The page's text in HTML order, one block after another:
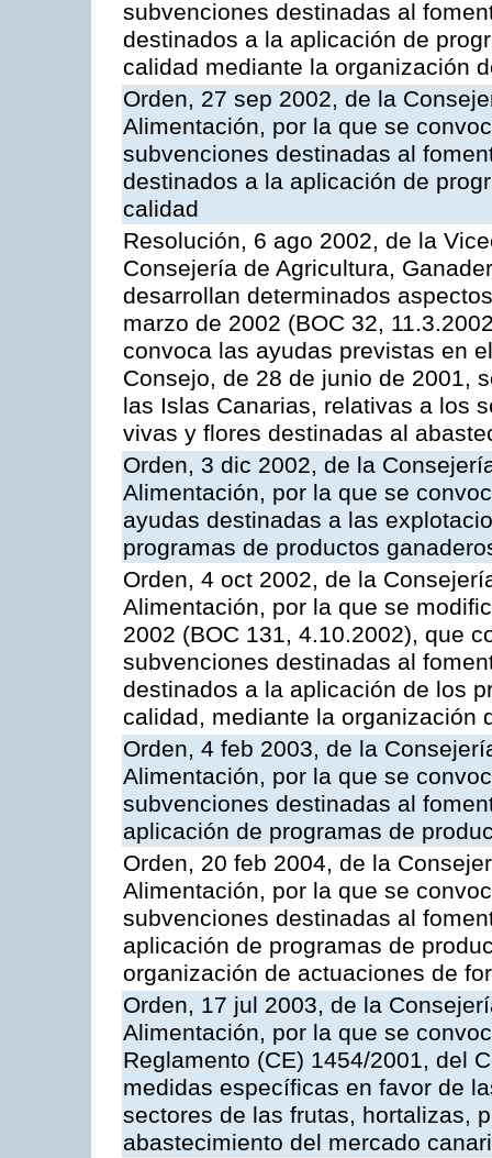
subvenciones destinadas al
destinados a la aplicación de
calidad mediante la organización
Orden, 27 sep 2002, de la
Alimentación, por la que se
subvenciones destinadas al
destinados a la aplicación de
calidad
Resolución, 6 ago 2002, de la
Consejería de Agricultura,
desarrollan determinados
marzo de 2002 (BOC 32,
convoca las ayudas previstas en
Consejo, de 28 de junio de 2001,
las Islas Canarias, relativas a los
vivas y flores destinadas al
Orden, 3 dic 2002, de la
Alimentación, por la que se
ayudas destinadas a las
programas de productos
Orden, 4 oct 2002, de la
Alimentación, por la que se
2002 (BOC 131, 4.10.2002), que
subvenciones destinadas al
destinados a la aplicación de los
calidad, mediante la organización
Orden, 4 feb 2003, de la
Alimentación, por la que se
subvenciones destinadas al
aplicación de programas de
Orden, 20 feb 2004, de la
Alimentación, por la que se
subvenciones destinadas al
aplicación de programas de
organización de actuaciones de
Orden, 17 jul 2003, de la
Alimentación, por la que se
Reglamento (CE) 1454/2001, del
medidas específicas en favor de
sectores de las frutas, hortalizas,
abastecimiento del mercado